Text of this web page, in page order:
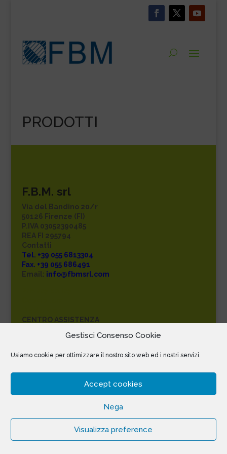
Gestisci Consenso Cookie
Usiamo cookie per ottimizzare il nostro sito web ed i nostri servizi.
Accept cookies
Nega
Visualizza preference
PRODOTTI
F.B.M. srl
Via del Bandino 20/r
50126 Firenze (FI)
P.IVA 03052390485
REA FI 295794
Contatti
Tel. +39 055 6813304
Fax. +39 055 686491
Email: info@fbmsrl.com
CENTRO ASSISTENZA
Designed byOrangeweb Agency